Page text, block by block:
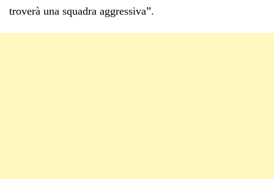
troverà una squadra aggressiva”.